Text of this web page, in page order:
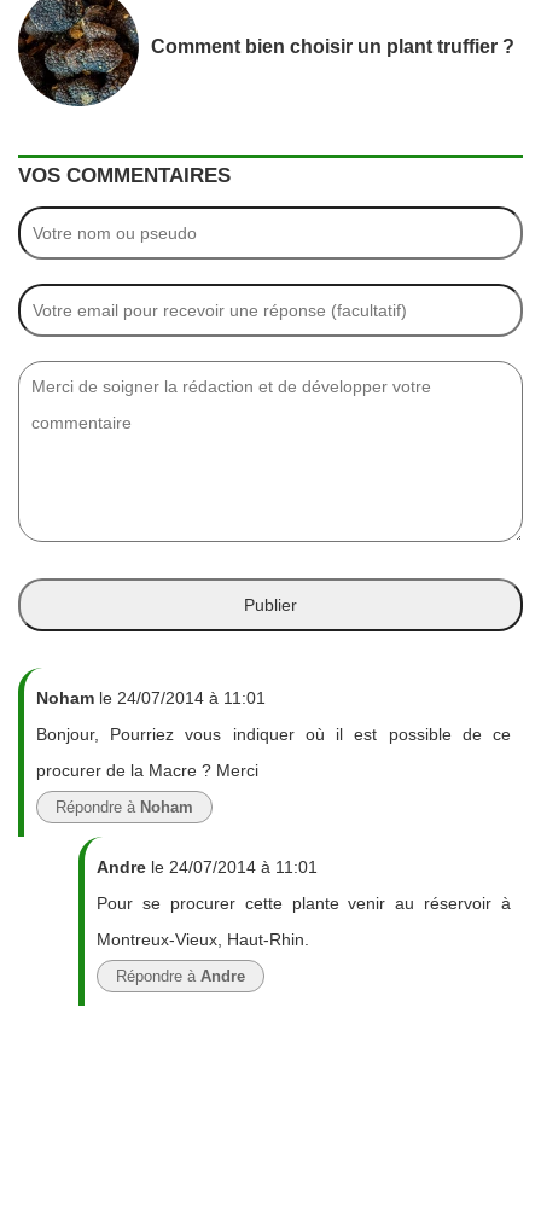
Comment bien choisir un plant truffier ?
VOS COMMENTAIRES
Noham le 24/07/2014 à 11:01
Bonjour, Pourriez vous indiquer où il est possible de ce
procurer de la Macre ? Merci
Répondre à Noham
Andre le 24/07/2014 à 11:01
Pour se procurer cette plante venir au réservoir à
Montreux-Vieux, Haut-Rhin.
Répondre à Andre